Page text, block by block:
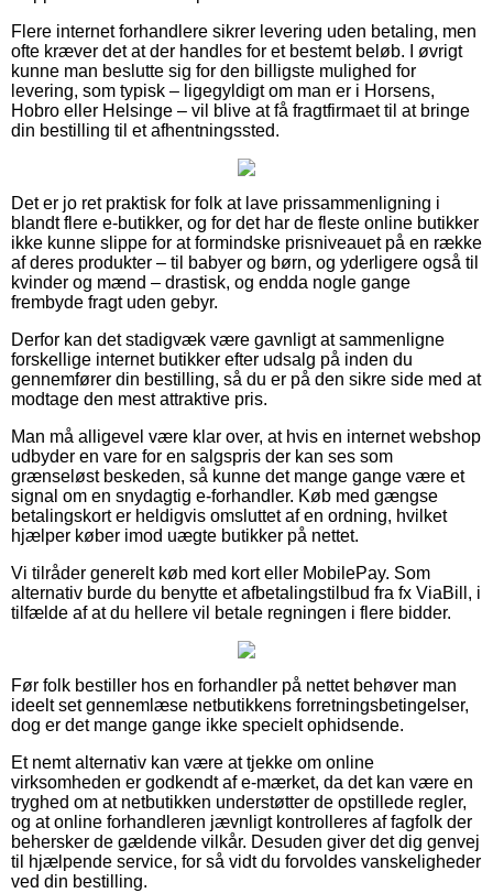
Flere internet forhandlere sikrer levering uden betaling, men
ofte kræver det at der handles for et bestemt beløb. I øvrigt
kunne man beslutte sig for den billigste mulighed for
levering, som typisk – ligegyldigt om man er i Horsens,
Hobro eller Helsinge – vil blive at få fragtfirmaet til at bringe
din bestilling til et afhentningssted.
Det er jo ret praktisk for folk at lave prissammenligning i
blandt flere e-butikker, og for det har de fleste online butikker
ikke kunne slippe for at formindske prisniveauet på en række
af deres produkter – til babyer og børn, og yderligere også til
kvinder og mænd – drastisk, og endda nogle gange
frembyde fragt uden gebyr.
Derfor kan det stadigvæk være gavnligt at sammenligne
forskellige internet butikker efter udsalg på inden du
gennemfører din bestilling, så du er på den sikre side med at
modtage den mest attraktive pris.
Man må alligevel være klar over, at hvis en internet webshop
udbyder en vare for en salgspris der kan ses som
grænseløst beskeden, så kunne det mange gange være et
signal om en snydagtig e-forhandler. Køb med gængse
betalingskort er heldigvis omsluttet af en ordning, hvilket
hjælper køber imod uægte butikker på nettet.
Vi tilråder generelt køb med kort eller MobilePay. Som
alternativ burde du benytte et afbetalingstilbud fra fx ViaBill, i
tilfælde af at du hellere vil betale regningen i flere bidder.
Før folk bestiller hos en forhandler på nettet behøver man
ideelt set gennemlæse netbutikkens forretningsbetingelser,
dog er det mange gange ikke specielt ophidsende.
Et nemt alternativ kan være at tjekke om online
virksomheden er godkendt af e-mærket, da det kan være en
tryghed om at netbutikken understøtter de opstillede regler,
og at online forhandleren jævnligt kontrolleres af fagfolk der
behersker de gældende vilkår. Desuden giver det dig genvej
til hjælpende service, for så vidt du forvoldes vanskeligheder
ved din bestilling.